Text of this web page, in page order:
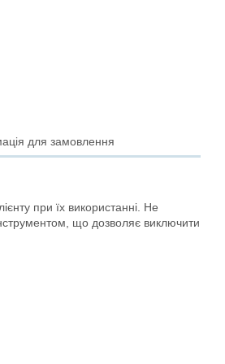
для замовлення
при їх використанні. Не
що дозволяє виключити